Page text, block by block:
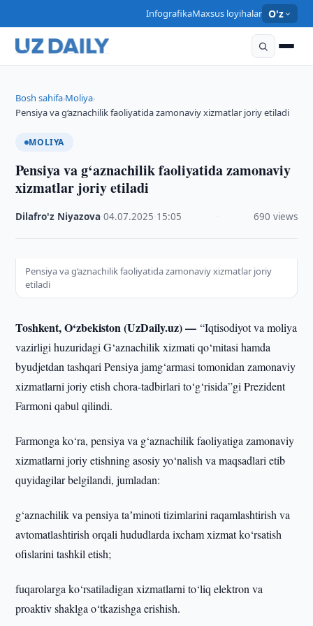
InfografikaMaxsus loyihalar O'z
Bosh sahifa›Moliya›
Pensiya va g‘aznachilik faoliyatida zamonaviy xizmatlar joriy etiladi
MOLIYA
Pensiya va g‘aznachilik faoliyatida zamonaviy
xizmatlar joriy etiladi
Dilafro'z Niyazova ·04.07.2025 15:05 690 views
Pensiya va g‘aznachilik faoliyatida zamonaviy xizmatlar joriy
etiladi
Toshkent, O‘zbekiston (UzDaily.uz) —“Iqtisodiyot va moliya
vazirligi huzuridagi G‘aznachilik xizmati qo‘mitasi hamda
byudjetdan tashqari Pensiya jamg‘armasi tomonidan zamonaviy
xizmatlarni joriy etish chora-tadbirlari to‘g‘risida”gi Prezident
Farmoni qabul qilindi.
Farmonga ko‘ra, pensiya va g‘aznachilik faoliyatiga zamonaviy
xizmatlarni joriy etishning asosiy yo‘nalish va maqsadlari etib
quyidagilar belgilandi, jumladan:
g‘aznachilik va pensiya taʼminoti tizimlarini raqamlashtirish va
avtomatlashtirish orqali hududlarda ixcham xizmat ko‘rsatish
ofislarini tashkil etish;
fuqarolarga ko‘rsatiladigan xizmatlarni to‘liq elektron va
proaktiv shaklga o‘tkazishga erishish.